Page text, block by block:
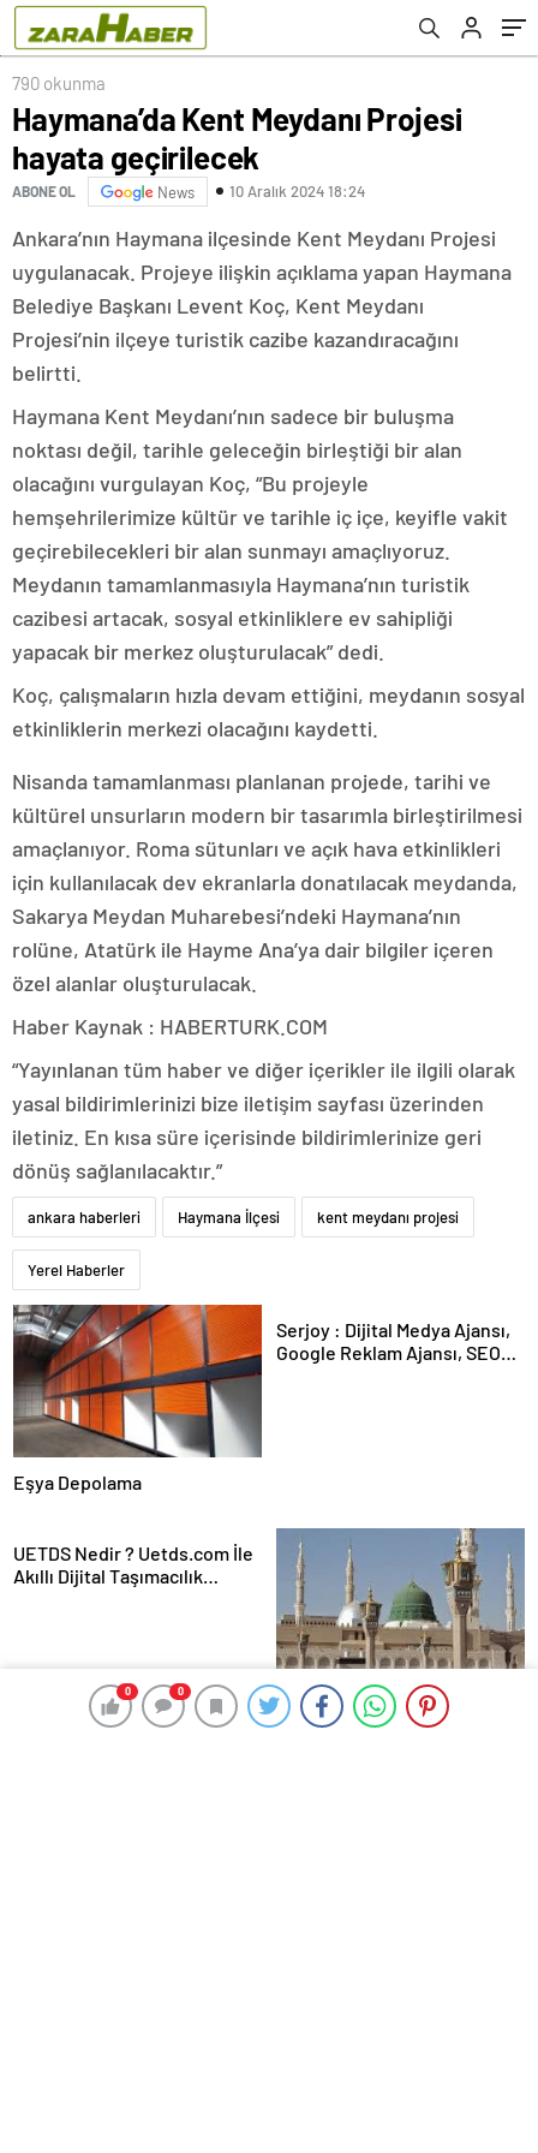
790 okunma
Haymana’da Kent Meydanı Projesi
hayata geçirilecek
ABONE OL News 10 Aralık 2024 18:24
0 0
Ankara’nın Haymana ilçesinde Kent Meydanı Projesi
uygulanacak. Projeye ilişkin açıklama yapan Haymana
Belediye Başkanı Levent Koç, Kent Meydanı
Projesi’nin ilçeye turistik cazibe kazandıracağını
belirtti.
Haymana Kent Meydanı’nın sadece bir buluşma
noktası değil, tarihle geleceğin birleştiği bir alan
olacağını vurgulayan Koç, “Bu projeyle
hemşehrilerimize kültür ve tarihle iç içe, keyifle vakit
geçirebilecekleri bir alan sunmayı amaçlıyoruz.
Meydanın tamamlanmasıyla Haymana’nın turistik
cazibesi artacak, sosyal etkinliklere ev sahipliği
yapacak bir merkez oluşturulacak” dedi.
Koç, çalışmaların hızla devam ettiğini, meydanın sosyal
etkinliklerin merkezi olacağını kaydetti.
Nisanda tamamlanması planlanan projede, tarihi ve
kültürel unsurların modern bir tasarımla birleştirilmesi
amaçlanıyor. Roma sütunları ve açık hava etkinlikleri
için kullanılacak dev ekranlarla donatılacak meydanda,
Sakarya Meydan Muharebesi’ndeki Haymana’nın
rolüne, Atatürk ile Hayme Ana’ya dair bilgiler içeren
özel alanlar oluşturulacak.
Haber Kaynak : HABERTURK.COM
“Yayınlanan tüm haber ve diğer içerikler ile ilgili olarak
yasal bildirimlerinizi bize iletişim sayfası üzerinden
iletiniz. En kısa süre içerisinde bildirimlerinize geri
dönüş sağlanılacaktır.”
ankara haberleri Haymana İlçesi kent meydanı projesi
Yerel Haberler
Eşya Depolama
Serjoy : Dijital Medya Ajansı,
Google Reklam Ajansı, SEO
UETDS Nedir ? Uetds.com İle
Akıllı Dijital Taşımacılık
Umre Ne Kadar